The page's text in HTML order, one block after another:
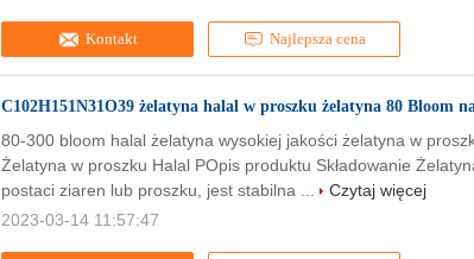
Kontakt Najlepsza cena
C102H151N31O39 żelatyna halal w proszku żelatyna 80 Bloom
80-300 bloom halal żelatyna wysokiej jakości żelatyna w
Żelatyna w proszku Halal POpis produktu Składowanie
postaci ziaren lub proszku, jest stabilna ...
Czytaj więcej
2023-03-14 11:57:47